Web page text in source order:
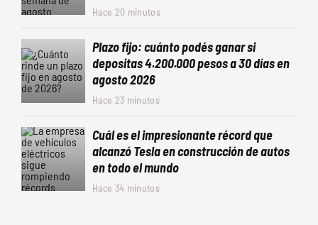
Hace 20 minutos
Plazo fijo: cuánto podés ganar si
depositas 4.200.000 pesos a 30 días en
agosto 2026
Hace 23 minutos
Cuál es el impresionante récord que
alcanzó Tesla en construcción de autos
en todo el mundo
Hace 34 minutos